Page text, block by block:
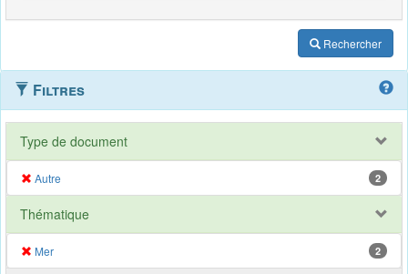
Rechercher
Filtres
Type de document
Autre 2
Thématique
Mer 2